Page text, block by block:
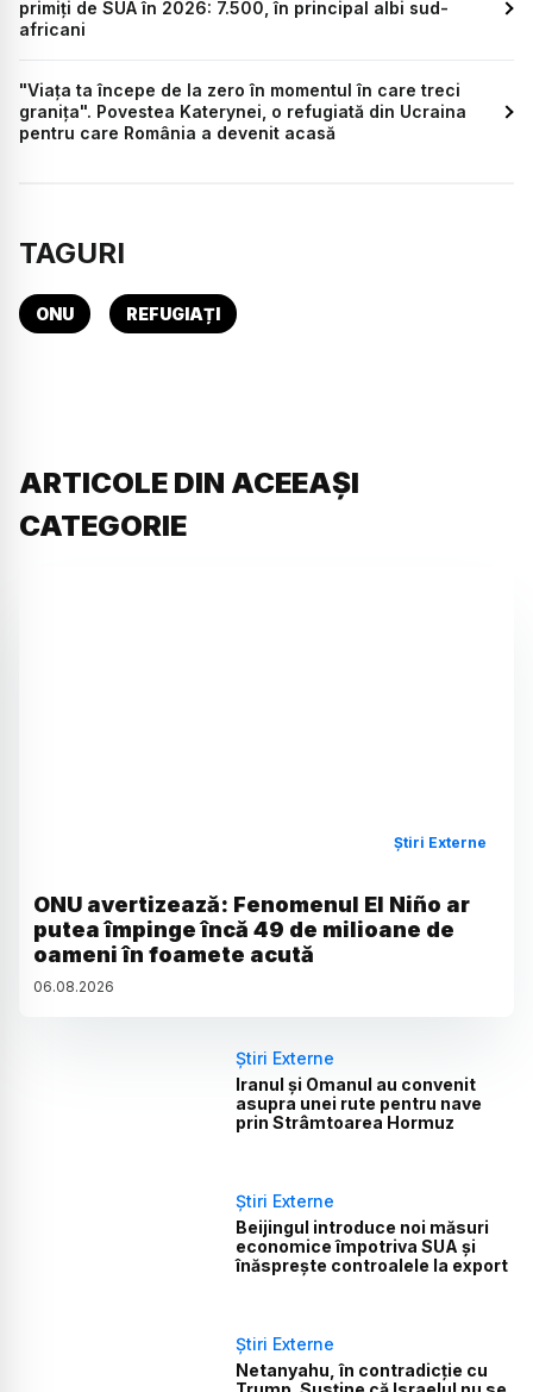
primiți de SUA în 2026: 7.500, în principal albi sud-
africani
"Viața ta începe de la zero în momentul în care treci
granița". Povestea Katerynei, o refugiată din Ucraina
pentru care România a devenit acasă
TAGURI
ONU REFUGIAȚI
ARTICOLE DIN ACEEAȘI
CATEGORIE
Știri Externe
ONU avertizează: Fenomenul El Niño ar
putea împinge încă 49 de milioane de
oameni în foamete acută
06.08.2026
Știri Externe
Iranul și Omanul au convenit
asupra unei rute pentru nave
prin Strâmtoarea Hormuz
Știri Externe
Beijingul introduce noi măsuri
economice împotriva SUA și
înăsprește controalele la export
Știri Externe
Netanyahu, în contradicție cu